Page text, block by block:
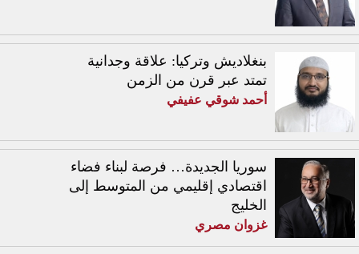
بنغلاديش وتركيا: علاقة وجدانية
تمتد عبر قرن من الزمن
أحمد شوقي عفيفي
سوريا الجديدة… فرصة لبناء فضاء
اقتصادي إقليمي من المتوسط إلى
الخليج
غزوان مصري